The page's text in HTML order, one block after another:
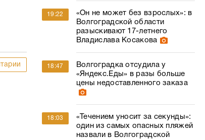
19:22
«Он не может без взрослых»: в
Волгоградской области
разыскивают 17-летнего
Владислава Косакова
18:47
Волгоградка отсудила у
«Яндекс.Еды» в разы больше
цены недоставленного заказа
18:03
«Течением уносит за секунды»:
один из самых опасных пляжей
назвали в Волгоградской